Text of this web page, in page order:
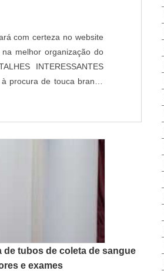
com certeza no website
melhor organização do
INTERESSANTES
procura de touca branca
serviços, consegue
hospitalar descartável
de tubos de coleta de sangue
e exames